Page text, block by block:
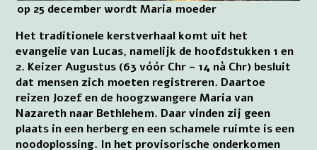
op 25 december wordt Maria moeder
Het traditionele kerstverhaal komt uit het
evangelie van Lucas, namelijk de hoofdstukken 1 en
2. Keizer Augustus (63 vóór Chr – 14 nà Chr) besluit
dat mensen zich moeten registreren. Daartoe
reizen Jozef en de hoogzwangere Maria van
Nazareth naar Bethlehem. Daar vinden zij geen
plaats in een herberg en een schamele ruimte is een
noodoplossing. In het provisorische onderkomen